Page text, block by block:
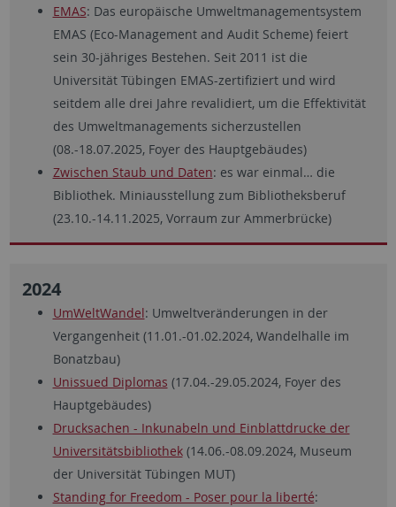
EMAS: Das europäische Umweltmanagementsystem
EMAS (Eco-Management and Audit Scheme) feiert
sein 30-jähriges Bestehen. Seit 2011 ist die
Universität Tübingen EMAS-zertifiziert und wird
seitdem alle drei Jahre revalidiert, um die Effektivität
des Umweltmanagements sicherzustellen
(08.-18.07.2025, Foyer des Hauptgebäudes)
Zwischen Staub und Daten: es war einmal… die
Bibliothek. Miniausstellung zum Bibliotheksberuf
(23.10.-14.11.2025, Vorraum zur Ammerbrücke)
2024
UmWeltWandel: Umweltveränderungen in der
Vergangenheit (11.01.-01.02.2024, Wandelhalle im
Bonatzbau)
Unissued Diplomas (17.04.-29.05.2024, Foyer des
Hauptgebäudes)
Drucksachen - Inkunabeln und Einblattdrucke der
Universitätsbibliothek(14.06.-08.09.2024, Museum
der Universität Tübingen MUT)
Standing for Freedom - Poser pour la liberté: